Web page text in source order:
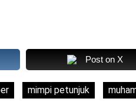
Post on X
mimpi petunjuk